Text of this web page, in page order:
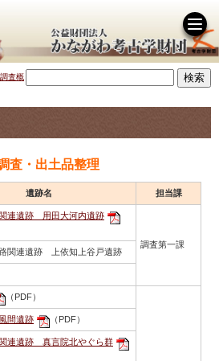
調査概
査・出土品整理
遺跡名 担当課
連遺跡 用田大河内遺跡
調査第一課
関連遺跡 上依知上谷戸遺跡
（PDF）
間遺跡 （PDF）
連遺跡 真言院北やぐら群